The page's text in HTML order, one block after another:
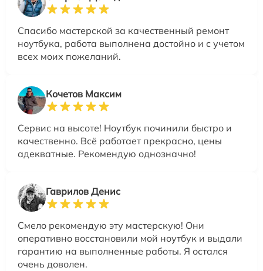
Спасибо мастерской за качественный ремонт
ноутбука, работа выполнена достойно и с учетом
всех моих пожеланий.
Кочетов Максим
Сервис на высоте! Ноутбук починили быстро и
качественно. Всё работает прекрасно, цены
адекватные. Рекомендую однозначно!
Гаврилов Денис
Смело рекомендую эту мастерскую! Они
оперативно восстановили мой ноутбук и выдали
гарантию на выполненные работы. Я остался
очень доволен.